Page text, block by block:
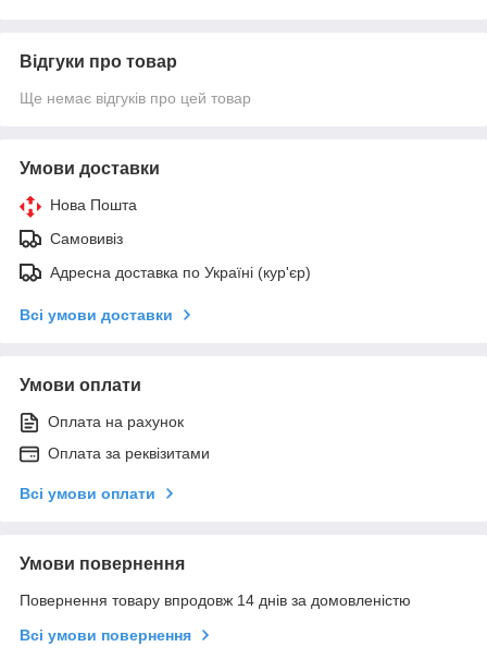
Відгуки про товар
Ще немає відгуків про цей товар
Умови доставки
Нова Пошта
Самовивіз
Адресна доставка по Україні (кур'єр)
Всі умови доставки
Умови оплати
Оплата на рахунок
Оплата за реквізитами
Всі умови оплати
Умови повернення
Повернення товару впродовж 14 днів за домовленістю
Всі умови повернення